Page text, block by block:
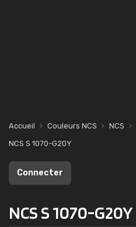
Accueil Couleurs NCS NCS
NCS S 1070-G20Y
Connecter
NCS S 1070-G20Y